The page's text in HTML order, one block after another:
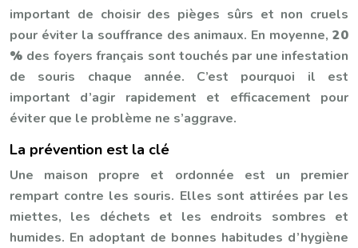
important de choisir des pièges sûrs et non cruels
pour éviter la souffrance des animaux. En moyenne, 20
% des foyers français sont touchés par une infestation
de souris chaque année. C’est pourquoi il est
important d’agir rapidement et efficacement pour
éviter que le problème ne s’aggrave.
La prévention est la clé
Une maison propre et ordonnée est un premier
rempart contre les souris. Elles sont attirées par les
miettes, les déchets et les endroits sombres et
humides. En adoptant de bonnes habitudes d’hygiène